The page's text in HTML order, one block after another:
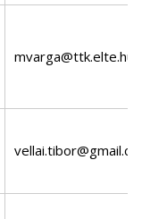
mvarga@ttk.elte.hu